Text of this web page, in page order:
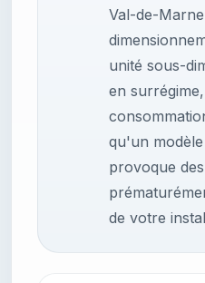
Val-de-
unité sous-
en
qu'un
provoque
de votre